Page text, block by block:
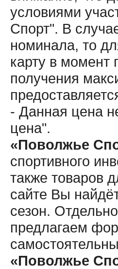
условиями
Спорт". В
номинала, то
карту в момент
получения
- Данная цена
цена".
«Поволжье
спортивного
также товаров
сайте Вы
сезон.
предлагаем
«Поволжье